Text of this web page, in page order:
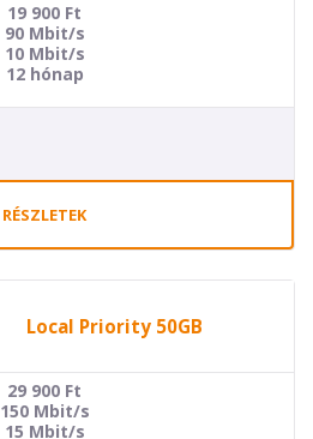
19 900 Ft
90 Mbit/s
10 Mbit/s
12 hónap
RÉSZLETEK
Local Priority 50GB
29 900 Ft
150 Mbit/s
15 Mbit/s